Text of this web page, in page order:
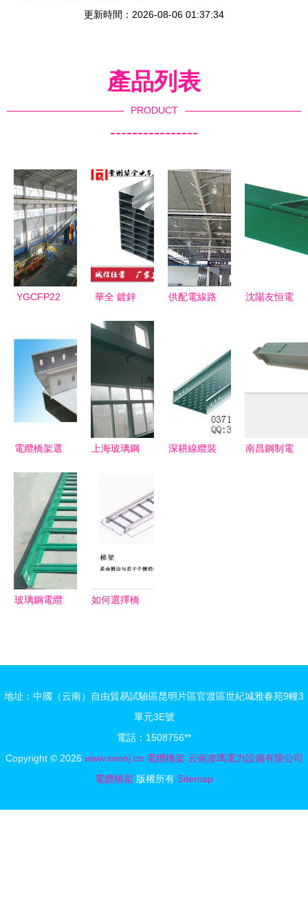
更新時間：2026-08-06 01:37:34
產品列表
PRODUCT
----------------
YGCFP22
面解析 特
性、應用與
選型指南
華全 鍍鋅
線槽盒
供配電線路
安消商城
沈陽友恒電
航電力安全
電纜橋架選
璃鋼與熱浸
鋅材質深度
解析
上海玻璃鋼
南 優質產
品與價格參
深耕線纜裝
南昌鋼制電
玻璃鋼電纜
如何選擇橋
地址：中國（云南）自由貿易試驗區昆明片區官渡區世紀城雅春苑9幢3
單元3E號
電話：1508756**
Copyright © 2026 www.seonj.cn 電纜橋架 云南凌瑪電力設備有限公司
電纜橋架 版權所有 Sitemap